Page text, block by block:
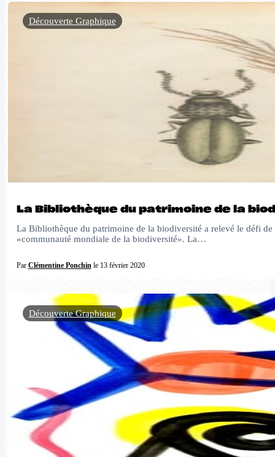
La Bibliothèque du patrimoine de la
La Bibliothèque du patrimoine de la biodiversité a relevé le défi
«communauté mondiale de la biodiversité». La…
Par Clémentine Ponchinle 13 février 2020
Découverte Graphique
Découverte Graphique